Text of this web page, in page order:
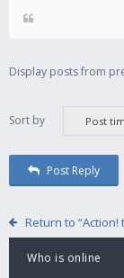
Display posts from
Sort by
Post Reply
Return to
Who is online